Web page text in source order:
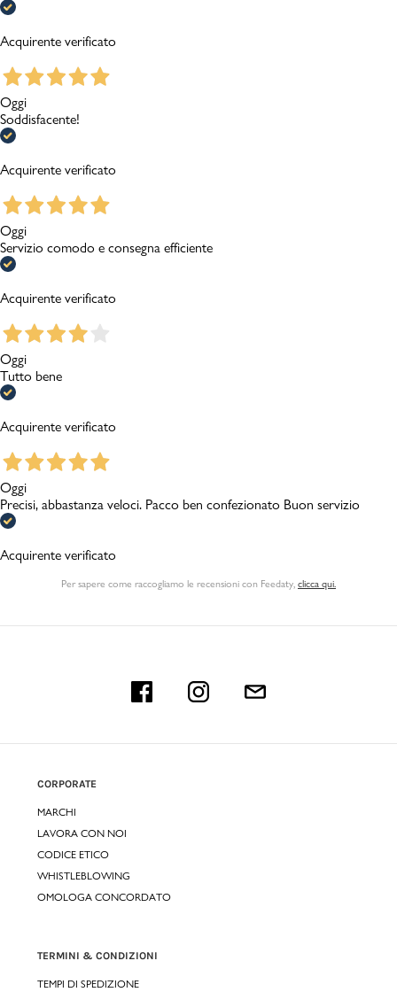
Acquirente verificato
Oggi
Soddisfacente!
Acquirente verificato
Oggi
Servizio comodo e consegna efficiente
Acquirente verificato
Oggi
Tutto bene
Acquirente verificato
Oggi
Precisi, abbastanza veloci. Pacco ben confezionato Buon servizio
Acquirente verificato
Per sapere come raccogliamo le recensioni con Feedaty clicca qui.
CORPORATE
MARCHI
LAVORA CON NOI
CODICE ETICO
WHISTLEBLOWING
OMOLOGA CONCORDATO
TERMINI & CONDIZIONI
TEMPI DI SPEDIZIONE